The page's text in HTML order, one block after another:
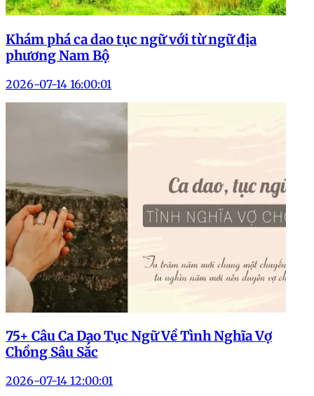
Khám phá ca dao tục ngữ với từ ngữ địa
phương Nam Bộ
2026-07-14 16:00:01
75+ Câu Ca Dao Tục Ngữ Về Tình Nghĩa Vợ
Chồng Sâu Sắc
2026-07-14 12:00:01